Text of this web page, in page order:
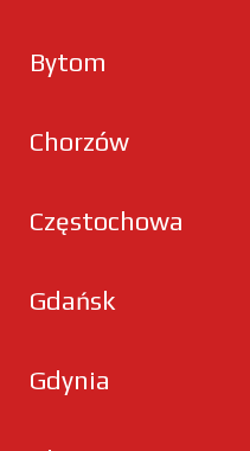
Bytom
Chorzów
Częstochowa
Gdańsk
Gdynia